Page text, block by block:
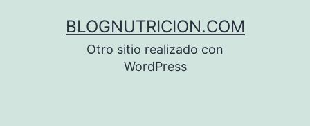
BLOGNUTRICION.COM
Otro sitio realizado con
WordPress